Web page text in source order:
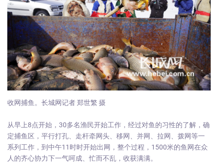
收网捕鱼。长城网记者 郑世繁 摄
从早上8点开始，30多名渔民开始工作，经过对鱼的习性的了解，确
定捕鱼区，平行打孔、走杆牵网头、移网、并网、拉网、拨网等一
系列工作，到中午11时时开始出网，整个过程，1500米的鱼网在众
人的齐心协力下一气呵成、忙而不乱，收获满满。